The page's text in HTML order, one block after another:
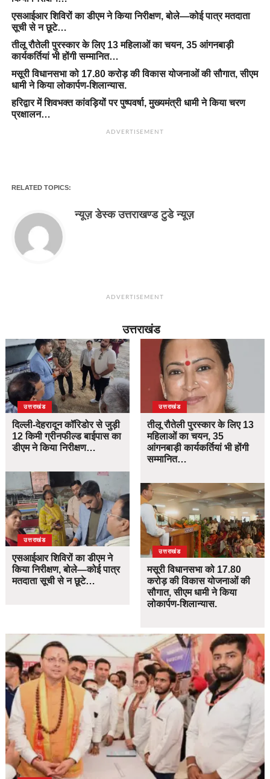
एसआईआर शिविरों का डीएम ने किया निरीक्षण, बोले—कोई पात्र मतदाता
सूची से न छूटे…
तीलू रौतेली पुरस्कार के लिए 13 महिलाओं का चयन, 35 आंगनबाड़ी
कार्यकर्तियां भी होंगी सम्मानित…
मसूरी विधानसभा को 17.80 करोड़ की विकास योजनाओं की सौगात, सीएम
धामी ने किया लोकार्पण-शिलान्यास.
हरिद्वार में शिवभक्त कांवड़ियों पर पुष्पवर्षा, मुख्यमंत्री धामी ने किया चरण
प्रक्षालन…
ADVERTISEMENT
RELATED TOPICS:
न्यूज़ डेस्क उत्तराखण्ड टुडे न्यूज़
ADVERTISEMENT
उत्तराखंड
उत्तराखंड
दिल्ली-देहरादून कॉरिडोर से जुड़ी
12 किमी ग्रीनफील्ड बाईपास का
डीएम ने किया निरीक्षण…
उत्तराखंड
एसआईआर शिविरों का डीएम ने
किया निरीक्षण, बोले—कोई पात्र
मतदाता सूची से न छूटे…
उत्तराखंड
तीलू रौतेली पुरस्कार के लिए 13
महिलाओं का चयन, 35
आंगनबाड़ी कार्यकर्तियां भी होंगी
सम्मानित…
उत्तराखंड
मसूरी विधानसभा को 17.80
करोड़ की विकास योजनाओं की
सौगात, सीएम धामी ने किया
लोकार्पण-शिलान्यास.